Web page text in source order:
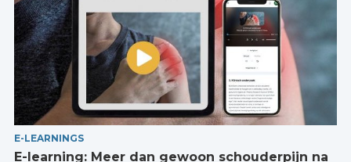
E-LEARNINGS
E-learning: Meer dan gewoon schouderpijn na